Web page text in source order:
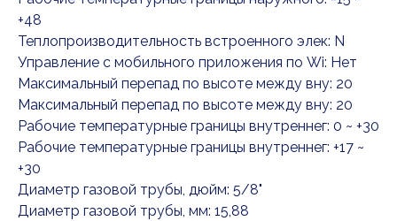
+48
Теплопроизводительность встроенного элек: N
Управление c мобильного приложения по Wi: Нет
Максимальный перепад по высоте между вну: 20
Максимальный перепад по высоте между вну: 20
Рабочие температурные границы внутреннег: 0 ~ +30
Рабочие температурные границы внутреннег: +17 ~
+30
Диаметр газовой трубы, дюйм: 5/8"
Диаметр газовой трубы, мм: 15,88